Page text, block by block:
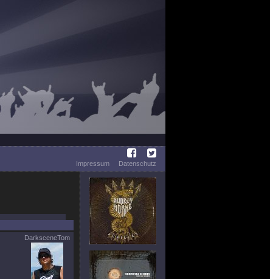
Impressum
Datenschutz
DarksceneTom